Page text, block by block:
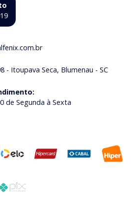
- Itoupava Seca, Blumenau - SC
:
de Segunda à Sexta